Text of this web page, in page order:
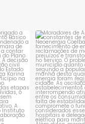
de
é Moradores